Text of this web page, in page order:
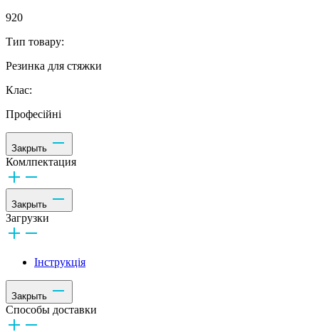
920
Тип товару:
Резинка для стяжки
Клас:
Професійні
Закрыть
Комлпектация
Закрыть
Загрузки
Інструкція
Закрыть
Способы доставки